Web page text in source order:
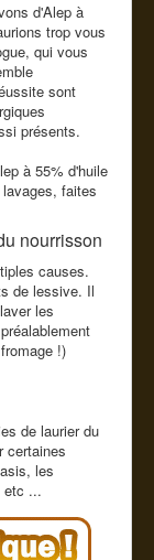
d'Alep à
trop vous
qui vous
sont
présents.
à 55% d'huile
faites
nourrisson
causes.
de lessive. Il
les
!)
de laurier du
certaines
les
etc ...